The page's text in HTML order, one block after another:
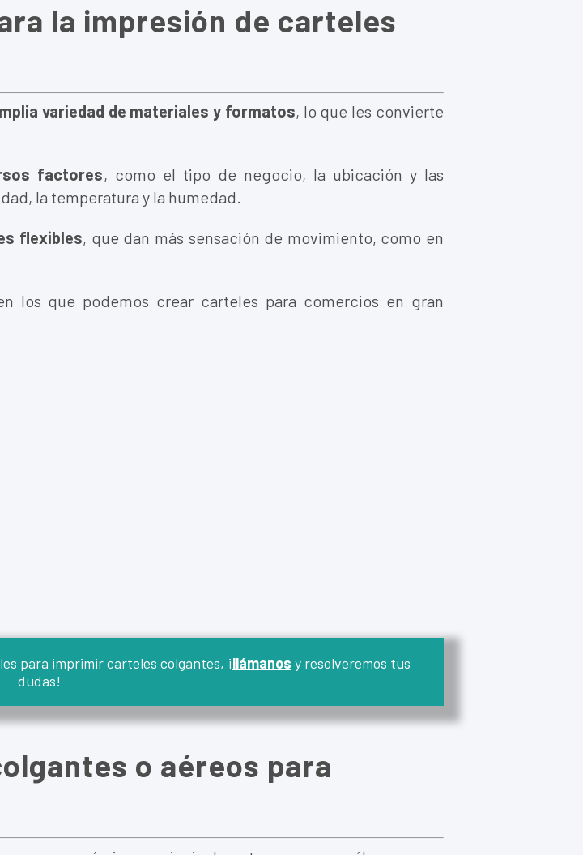
la impresión de carteles
variedad de materiales y formatos, lo que les convierte
factores, como el tipo de negocio, la ubicación y las
la temperatura y la humedad.
flexibles, que dan más sensación de movimiento, como en
los que podemos crear carteles para comercios en gran
para imprimir carteles colgantes, ¡llámanos y resolveremos tus
dudas!
o aéreos para